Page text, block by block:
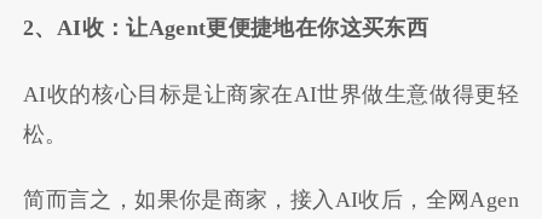
2、AI收：让Agent更便捷地在你这买东西
AI收的核心目标是让商家在AI世界做生意做得更轻
松。
简而言之，如果你是商家，接入AI收后，全网Agen